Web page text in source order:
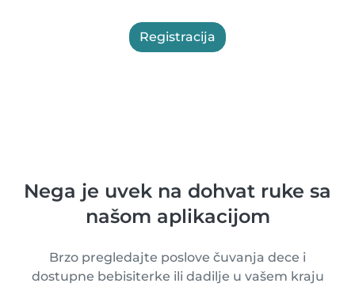
Registracija
Nega je uvek na dohvat ruke sa
našom aplikacijom
Brzo pregledajte poslove čuvanja dece i
dostupne bebisiterke ili dadilje u vašem kraju